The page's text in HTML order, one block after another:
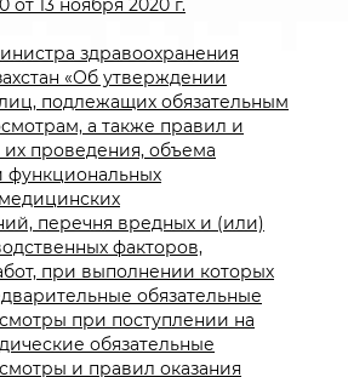
13 ноября 2020 г.
здравоохранения
«Об утверждении
подлежащих обязательным
а также правил и
проведения, объема
функциональных
перечня вредных и (или)
факторов,
при выполнении которых
обязательные
при поступлении на
обязательные
и правил оказания